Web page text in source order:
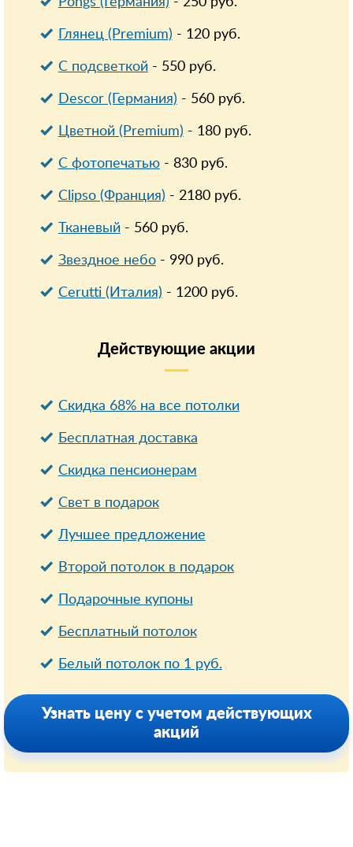
Глянец (Premium) - 120руб.
С подсветкой- 550руб.
Descor (Германия) - 560руб.
Цветной (Premium) - 180руб.
С фотопечатью- 830руб.
Clipso (Франция) - 2180руб.
Тканевый- 560руб.
Звездное небо- 990руб.
Cerutti (Италия) - 1200руб.
Действующие акции
Скидка 68% на все потолки
Бесплатная доставка
Cкидка пенсионерам
Свет в подарок
Лучшее предложение
Второй потолок в подарок
Подарочные купоны
Бесплатный потолок
Белый потолок по 1 руб.
Узнать цену с учетом действующих
акций